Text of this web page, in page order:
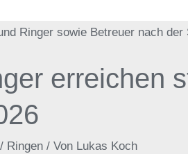
erreichen
/ Ringen / Von Lukas Koch